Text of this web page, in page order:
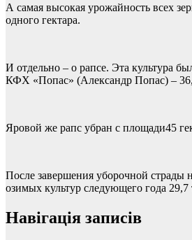
А самая высокая урожайность всех
одного гектара.
И отдельно – о рапсе. Эта культура
КФХ «Попас» (Александр Попас) –
Яровой же рапс убран с площади45
После завершения уборочной страды
озимых культур следующего года
Навігація записів